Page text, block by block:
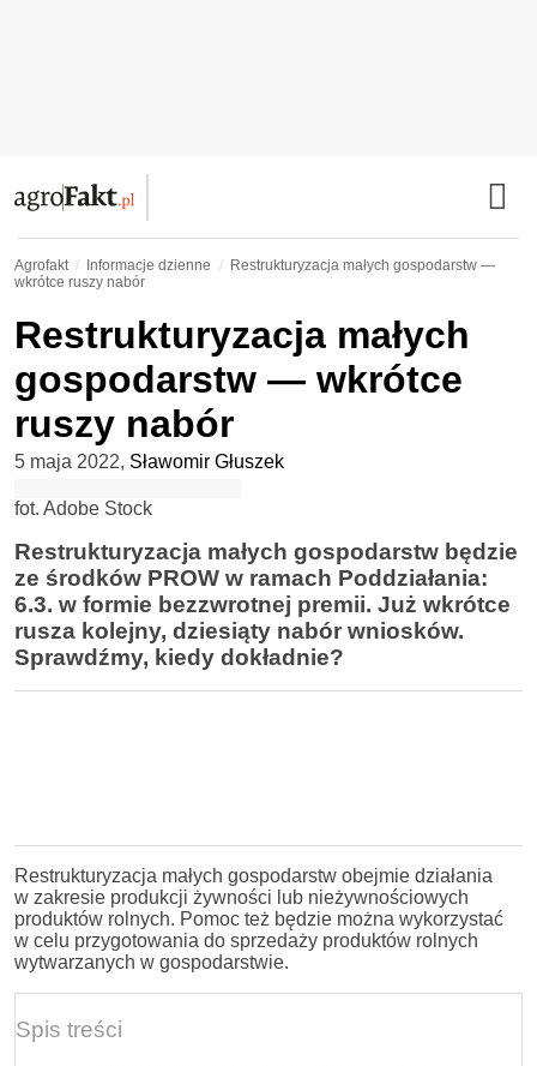
Agrofakt Informacje dzienne
Restrukturyzacja małych gospodarstw —
wkrótce ruszy nabór
Restrukturyzacja małych
gospodarstw — wkrótce
ruszy nabór
5 maja 2022, Sławomir Głuszek
fot. Adobe Stock
Restrukturyzacja małych gospodarstw będzie
ze środków PROW w ramach Poddziałania:
6.3. w formie bezzwrotnej premii. Już wkrótce
rusza kolejny, dziesiąty nabór wniosków.
Sprawdźmy, kiedy dokładnie?
Restrukturyzacja małych gospodarstw obejmie działania
w zakresie produkcji żywności lub nieżywnościowych
produktów rolnych. Pomoc też będzie można wykorzystać
w celu przygotowania do sprzedaży produktów rolnych
wytwarzanych w gospodarstwie.
Spis treści